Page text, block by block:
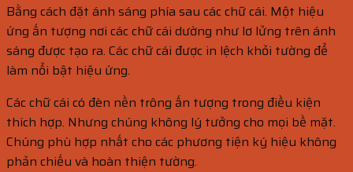
Bằng cách đặt ánh sáng phía sau các chữ cái. Một hiệu
ứng ấn tượng nơi các chữ cái dường như lơ lửng trên ánh
sáng được tạo ra. Các chữ cái được in lệch khỏi tường để
làm nổi bật hiệu ứng.
Các chữ cái có đèn nền trông ấn tượng trong điều kiện
thích hợp. Nhưng chúng không lý tưởng cho mọi bề mặt.
Chúng phù hợp nhất cho các phương tiện ký hiệu không
phản chiếu và hoàn thiện tường.